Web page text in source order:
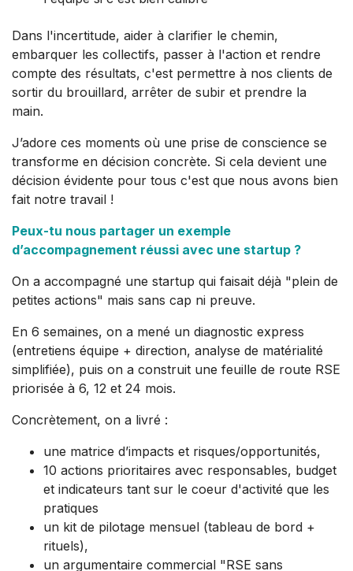
Dans l'incertitude, aider à clarifier le chemin,
embarquer les collectifs, passer à l'action et rendre
compte des résultats, c'est permettre à nos clients de
sortir du brouillard, arrêter de subir et prendre la
main.
J’adore ces moments où une prise de conscience se
transforme en décision concrète. Si cela devient une
décision évidente pour tous c'est que nous avons bien
fait notre travail !
Peux-tu nous partager un exemple
d’accompagnement réussi avec une startup ?
On a accompagné une startup qui faisait déjà "plein de
petites actions" mais sans cap ni preuve.
En 6 semaines, on a mené un diagnostic express
(entretiens équipe + direction, analyse de matérialité
simplifiée), puis on a construit une feuille de route RSE
priorisée à 6, 12 et 24 mois.
Concrètement, on a livré :
une matrice d’impacts et risques/opportunités,
10 actions prioritaires avec responsables, budget
et indicateurs tant sur le coeur d'activité que les
pratiques
un kit de pilotage mensuel (tableau de bord +
rituels),
un argumentaire commercial "RSE sans